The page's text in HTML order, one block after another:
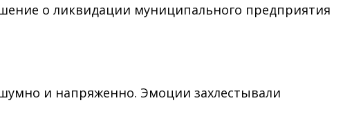
о ликвидации муниципального предприятия
и напряженно. Эмоции захлестывали